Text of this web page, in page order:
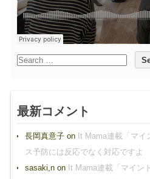
最新コメント
長岡真意子on It Mama連載「マイ
ス予防には反応でなく対応ですよ
sasaki,non It Mama連載「マイン